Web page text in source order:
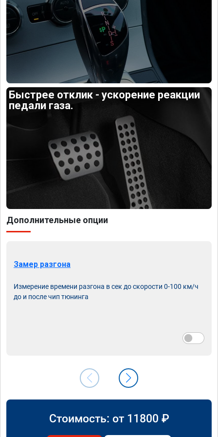
Быстрее отклик - ускорение реакции
педали газа.
Дополнительные опции
Замер разгона
Измерение времени разгона в сек до скорости 0-100 км/ч
до и после чип тюнинга
Стоимость: от 11800 ₽